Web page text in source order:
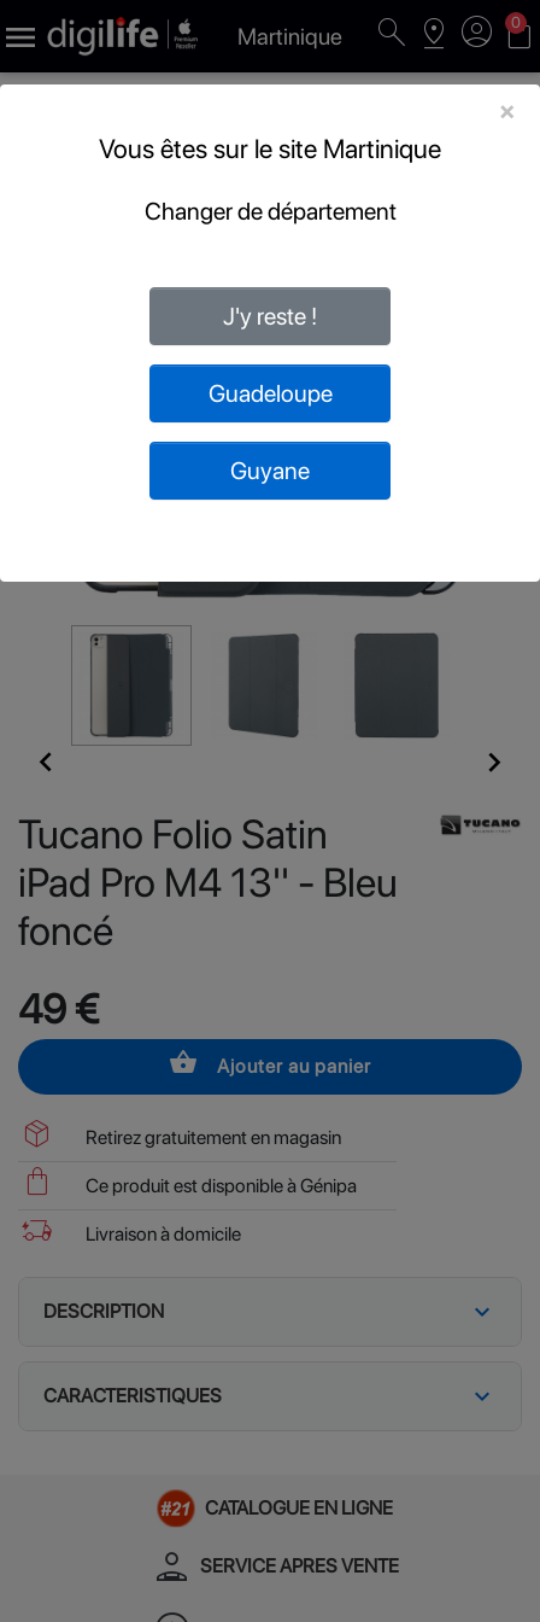
 Martinique search pin_drop account_circle shopping_bag
0
 
Tucano Folio Satin
iPad Pro M4 13'' - Bleu
foncé
49 €
shopping_basket Ajouter au panier
package_2 Retirez gratuitement en magasin
shopping_bag Ce produit est disponible à Génipa
delivery_truck_bolt Livraison à domicile
DESCRIPTION expand_more
CARACTERISTIQUES expand_more
CATALOGUE EN LIGNE
person_apron SERVICE APRES VENTE
×
Vous êtes sur le site Martinique
Changer de département
J'y reste !
Guadeloupe
Guyane